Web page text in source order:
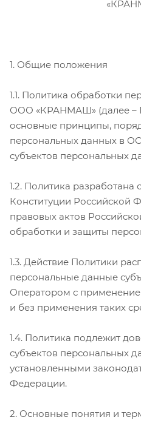
1. Общие положения
1.1. Политика обработки
ООО «КРАНМАШ» (далее –
основные принципы,
персональных данных в
субъектов персональных
1.2. Политика разработана
Конституции Российской
правовых актов
обработки и защиты
1.3. Действие Политики
персональные данные
Оператором с
и без применения таких
1.4. Политика подлежит
субъектов персональных
установленными
Федерации.
2. Основные понятия и